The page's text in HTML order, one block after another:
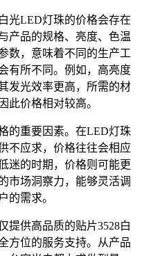
光LED灯珠的价格会存在
产品的规格、亮度、色温
数，意味着不同的生产工
有所不同。例如，高亮度
发光效率更高，所需的材
此价格相对较高。
的重要因素。在LED灯珠
不应求，价格往往会相应
迷的时期，价格则可能更
市场洞察力，能够灵活调
的需求。
提供高品质的贴片3528白
方位的服务支持。从产品